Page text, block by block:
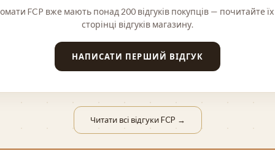
FCP вже мають понад 200 відгуків покупців — почитайте
сторінці відгуків магазину.
НАПИСАТИ ПЕРШИЙ ВІДГУК
Читати всі відгуки FCP →